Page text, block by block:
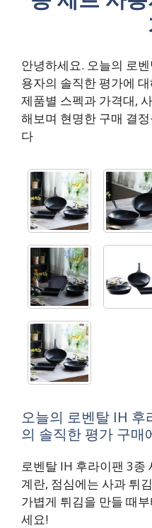
안녕하세요. 오늘의 로
용자의 솔직한 평가에
제품별 스펙과 가격대,
해보며 현명한 구매 결
다
오늘의 로벤탈 IH 후
의 솔직한 평가 구매
로벤탈 IH 후라이팬 3종
계란, 점심에는 사과 튀
가볍게 튀김을 만들 때
세요!